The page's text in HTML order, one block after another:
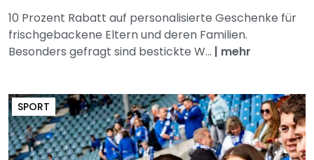
10 Prozent Rabatt auf personalisierte Geschenke für
frischgebackene Eltern und deren Familien.
Besonders gefragt sind bestickte W... | mehr
SPORT